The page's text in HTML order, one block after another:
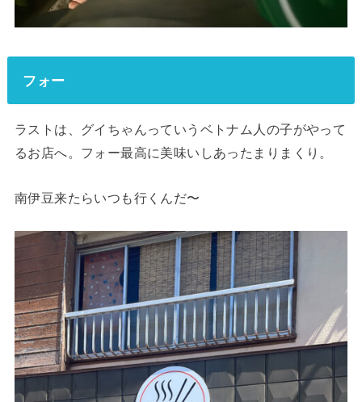
フォー
ラストは、グイちゃんっていうベトナム人の子がやって
るお店へ。フォー最高に美味いしあったまりまくり。
南伊豆来たらいつも行くんだ〜